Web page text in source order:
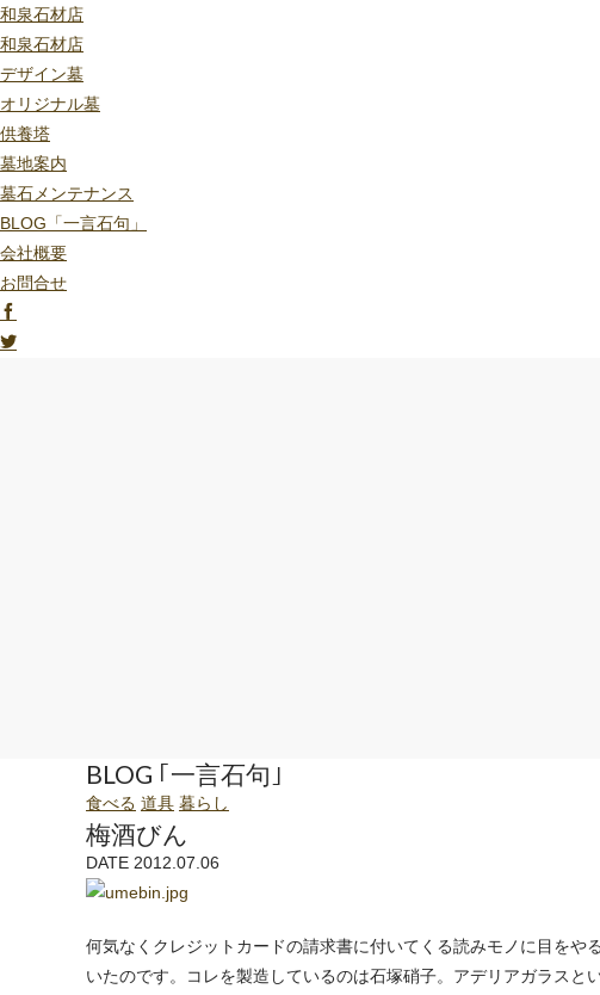
和泉石材店
和泉石材店
デザイン墓
オリジナル墓
供養塔
墓地案内
墓石メンテナンス
BLOG「一言石句」
会社概要
お問合せ
BLOG ｢一言石句｣
食べる 道具 暮らし
梅酒びん
DATE 2012.07.06
何気なくクレジットカードの請求書に付いてくる読みモノに目を
いたのです。コレを製造しているのは石塚硝子。アデリアガラスと